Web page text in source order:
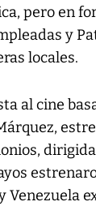
pero en
y
locales.
al cine
Venezuela